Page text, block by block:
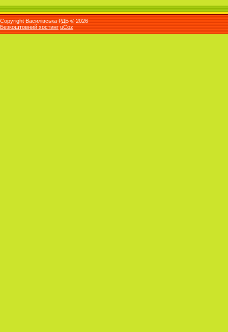
Copyright Василівська РДБ © 2026
Безкоштовний хостинг uCoz